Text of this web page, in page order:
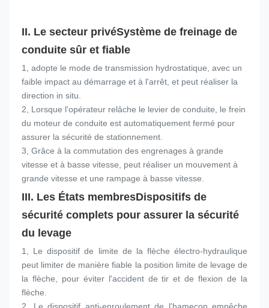
II. Le secteur privéSystème de freinage de
conduite sûr et fiable
1, adopte le mode de transmission hydrostatique, avec un
faible impact au démarrage et à l'arrêt, et peut réaliser la
direction in situ.
2, Lorsque l'opérateur relâche le levier de conduite, le frein
du moteur de conduite est automatiquement fermé pour
assurer la sécurité de stationnement.
3, Grâce à la commutation des engrenages à grande
vitesse et à basse vitesse, peut réaliser un mouvement à
grande vitesse et une rampage à basse vitesse.
III. Les États membresDispositifs de
sécurité complets pour assurer la sécurité
du levage
1, Le dispositif de limite de la flèche électro-hydraulique
peut limiter de manière fiable la position limite de levage de
la flèche, pour éviter l'accident de tir et de flexion de la
flèche.
2, Le dispositif anti-enroulement de l'hameçon empêche